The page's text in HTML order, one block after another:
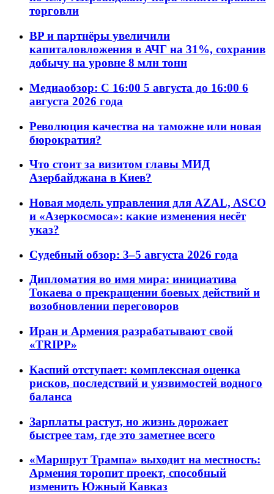
торговли
BP и партнёры увеличили
капиталовложения в АЧГ на 31%, сохранив
добычу на уровне 8 млн тонн
Медиаобзор: С 16:00 5 августа до 16:00 6
августа 2026 года
Революция качества на таможне или новая
бюрократия?
Что стоит за визитом главы МИД
Азербайджана в Киев?
Новая модель управления для AZAL, ASCO
и «Азеркосмоса»: какие изменения несёт
указ?
Судебный обзор: 3–5 августа 2026 года
Дипломатия во имя мира: инициатива
Токаева о прекращении боевых действий и
возобновлении переговоров
Иран и Армения разрабатывают свой
«TRIPP»
Каспий отступает: комплексная оценка
рисков, последствий и уязвимостей водного
баланса
Зарплаты растут, но жизнь дорожает
быстрее там, где это заметнее всего
«Маршрут Трампа» выходит на местность:
Армения торопит проект, способный
изменить Южный Кавказ